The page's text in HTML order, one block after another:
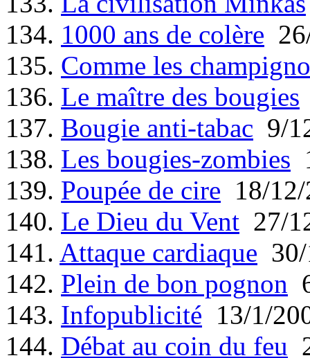
134. 1000 ans de colère
135. Comme les
136. Le maître des bougies
137. Bougie anti-tabac 9/
138. Les bougies-zombies
139. Poupée de cire 18/
140. Le Dieu du Vent 27/
141. Attaque cardiaque
142. Plein de bon pognon
143. Infopublicité 13/1/
144. Débat au coin du feu